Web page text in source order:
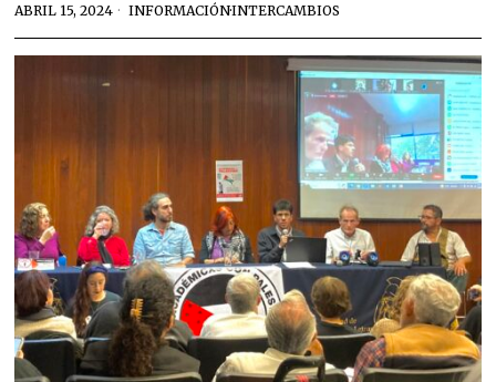
ABRIL 15, 2024 INFORMACIÓN·INTERCAMBIOS